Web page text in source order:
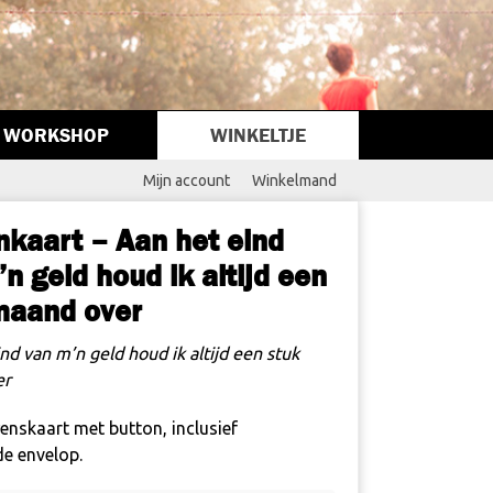
WORKSHOP WINKELTJE
Mijn account Winkelmand
– Aan het eind
geld houd ik altijd een
over
van m’n geld houd ik altijd een stuk
met button, inclusief
envelop.